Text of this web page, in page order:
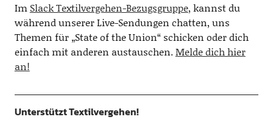
Im Slack Textilvergehen-Bezugsgruppe, kannst du
während unserer Live-Sendungen chatten, uns
Themen für „State of the Union“ schicken oder dich
einfach mit anderen austauschen.Melde dich hier
an!
Unterstützt Textilvergehen!